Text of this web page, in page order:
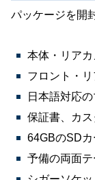
パッケージを開
本体・リアカ
フロント・
日本語対応
保証書、カ
64GBのSDカ
予備の両面